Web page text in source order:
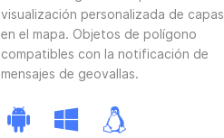
visualización personalizada de capas
en el mapa. Objetos de polígono
compatibles con la notificación de
mensajes de geovallas.